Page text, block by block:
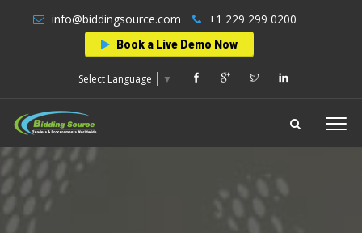
info@biddingsource.com +1 229 299 0200
Book a Live Demo Now
Select Language ▼